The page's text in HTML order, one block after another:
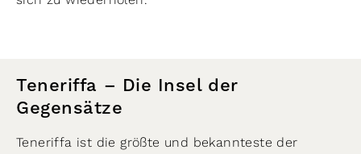
Teneriffa – Die Insel der
Gegensätze
Teneriffa ist die größte und bekannteste der